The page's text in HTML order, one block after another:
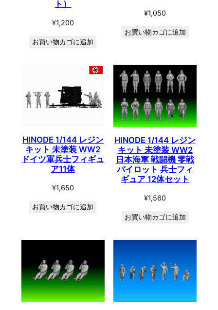
ト）
¥1,200
お買い物カゴに追加
¥1,050
お買い物カゴに追加
HINODE 1/144 レジン
キット 未塗装 WW2
ドイツ軍兵士フィギュ
ア11体
¥1,650
お買い物カゴに追加
HINODE 1/144 レジン
キット 未塗装 WW2
日本海軍 戦闘機 零戦
パイロット 兵士フィ
ギュア 12体セット
¥1,560
お買い物カゴに追加